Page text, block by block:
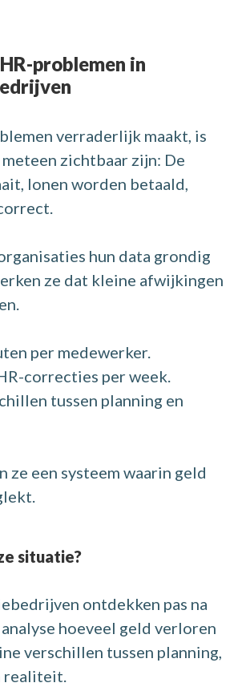
problemen in
verraderlijk maakt, is
zichtbaar zijn: De
lonen worden betaald,
hun data grondig
ze dat kleine afwijkingen
per medewerker.
correcties per week.
tussen planning en
ze een systeem waarin geld
situatie?
ontdekken pas na
hoeveel geld verloren
verschillen tussen planning,